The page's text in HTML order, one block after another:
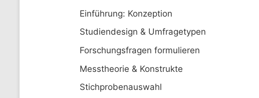
Einführung: Konzeption
Studiendesign & Umfragetypen
Forschungsfragen formulieren
Messtheorie & Konstrukte
Stichprobenauswahl